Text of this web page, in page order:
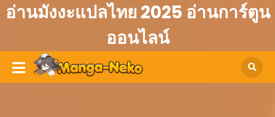
อ่านมังงะแปลไทย 2025 อ่านการ์ตูน
ออนไลน์